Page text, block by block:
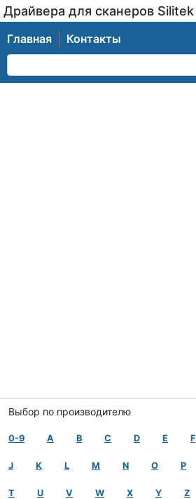
Драйвера для сканеров Silitek
Главная Контакты
Выбор по производителю
0-9 A B C D E F
J K L M N O P
T U V W X Y Z